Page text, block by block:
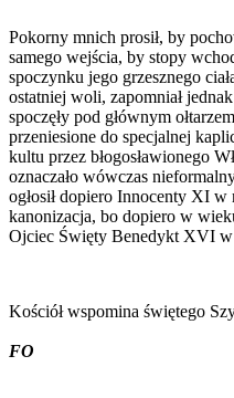
Pokorny mnich prosił, by
samego wejścia, by stopy
spoczynku jego grzesznego
ostatniej woli, zapomniał
spoczęły pod głównym
przeniesione do specjalnej
kultu przez błogosławionego
oznaczało wówczas
ogłosił dopiero Innocenty XI w
kanonizacja, bo dopiero w
Ojciec Święty Benedykt XVI
Kościół wspomina świętego
FO